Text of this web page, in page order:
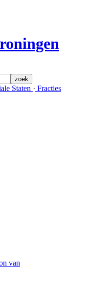
zoek
Staten · Fracties
van